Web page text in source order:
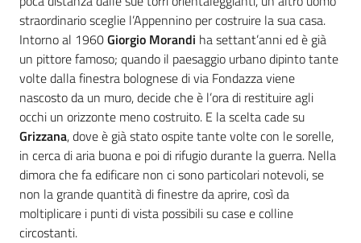
straordinario sceglie l’Appennino per costruire la sua casa.
Intorno al 1960Giorgio Morandi ha settant’anni ed è già
un pittore famoso; quando il paesaggio urbano dipinto tante
volte dalla finestra bolognese di via Fondazza viene
nascosto da un muro, decide che è l’ora di restituire agli
occhi un orizzonte meno costruito. E la scelta cade su
Grizzana, dove è già stato ospite tante volte con le sorelle,
in cerca di aria buona e poi di rifugio durante la guerra. Nella
dimora che fa edificare non ci sono particolari notevoli, se
non la grande quantità di finestre da aprire, così da
moltiplicare i punti di vista possibili su case e colline
circostanti.